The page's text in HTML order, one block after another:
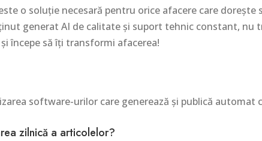
o soluție necesară pentru orice afacere care dorește
generat AI de calitate și suport tehnic constant, nu
și începe să îți transformi afacerea!
software-urilor care generează și publică automat
zilnică a articolelor?